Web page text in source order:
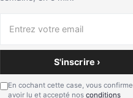
S'inscrire ›
En cochant cette case, vous
avoir lu et accepté nos conditions